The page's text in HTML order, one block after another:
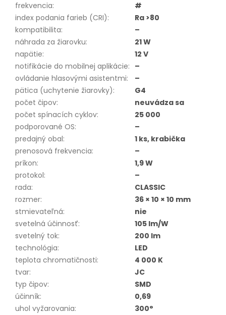
frekvencia:
#
index podania farieb (CRI):
Ra >80
kompatibilita:
–
náhrada za žiarovku:
21 W
napätie:
12 V
notifikácie do mobilnej aplikácie: –
ovládanie hlasovými asistentmi:
–
pätica (uchytenie žiarovky):
G4
počet čipov:
neuvádza sa
počet spínacích cyklov:
25 000
podporované OS:
–
predajný obal:
1 ks, krabička
prenosová frekvencia:
–
príkon:
1,9 W
protokol:
–
rada:
CLASSIC
rozmer:
36 × 10 × 10 mm
stmievateľná:
nie
svetelná účinnosť:
105 lm/W
svetelný tok:
200 lm
technológia:
LED
teplota chromatičnosti:
4 000 K
tvar:
JC
typ čipov:
SMD
účinník:
0,69
uhol vyžarovania:
300°